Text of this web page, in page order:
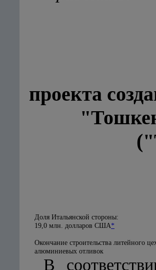
проекта
Доля Итальянской стороны:
19,0 млн. долларов США*
Окончание строительства литейного
алюминиевых отливок
В